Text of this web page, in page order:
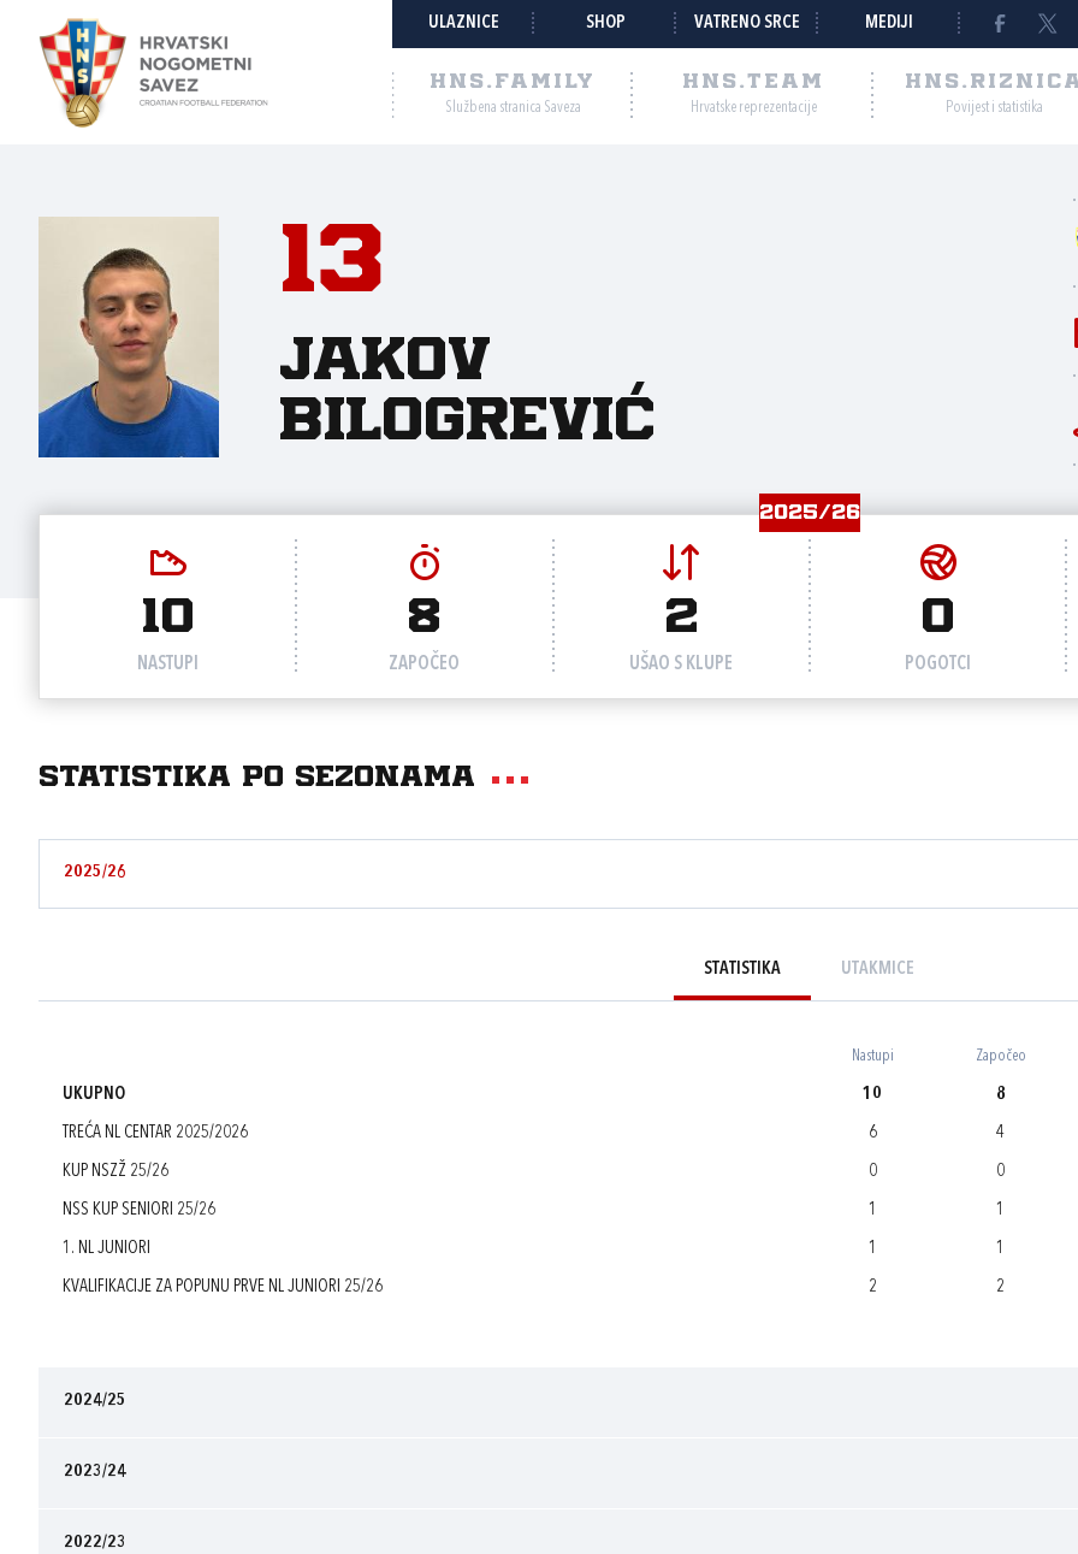
ULAZNICE SHOP VATRENO SRCE MEDIJI
HNS.FAMILY
Službena stranica Saveza
HNS.TEAM
Hrvatske reprezentacije Povijest i statistika
13
Jakov
Bilogrević
2025/26
10
NASTUPI
8
ZAPOČEO
2
UŠAO S KLUPE
0
POGOTCI
Statistika po sezonama
2025/26
STATISTIKA UTAKMICE
Nastupi Započeo
UKUPNO 10 8
TREĆA NL CENTAR 2025/2026 6 4
KUP NSZŽ 25/26 0 0
NSS KUP SENIORI 25/26 1 1
1. NL JUNIORI 1 1
KVALIFIKACIJE ZA POPUNU PRVE NL JUNIORI 25/26 2 2
2024/25
2023/24
2022/23